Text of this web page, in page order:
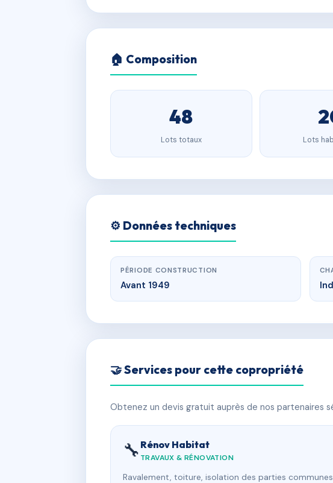
🏠 Composition
48
Lots totaux Lots
⚙️ Données techniques
PÉRIODE CONSTRUCTION
Avant 1949
🤝 Services pour cette copropriété
Obtenez un devis gratuit auprès de nos partenaires
🔧 Rénov Habitat
TRAVAUX & RÉNOVATION
Ravalement, toiture, isolation des parties